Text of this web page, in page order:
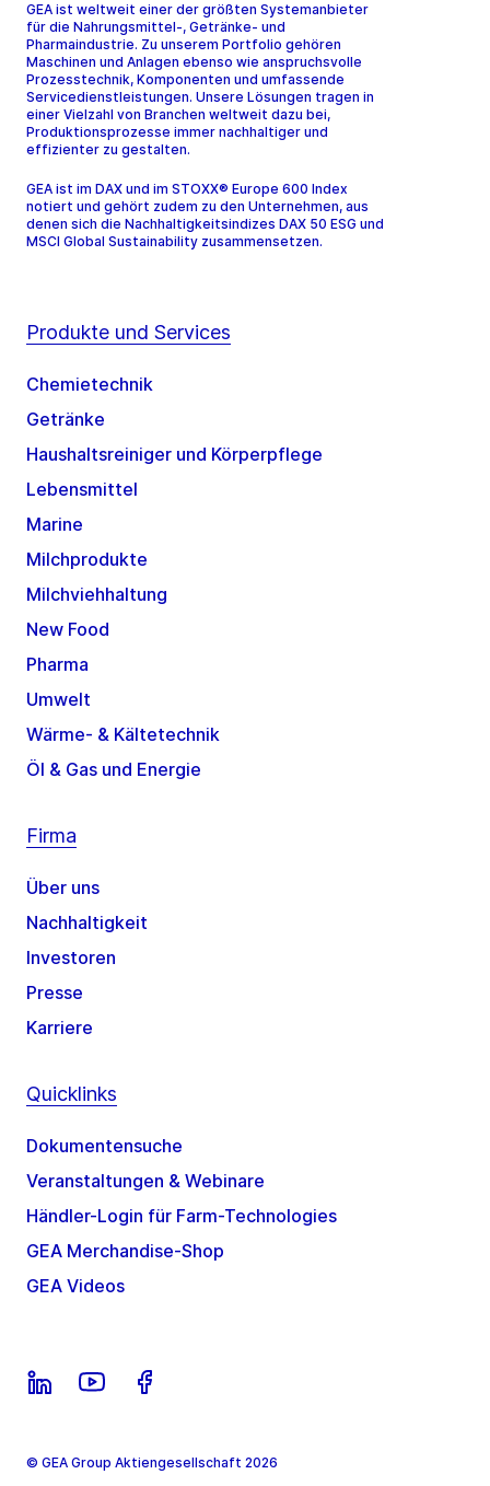
GEA ist weltweit einer der größten Systemanbieter
für die Nahrungsmittel-, Getränke- und
Pharmaindustrie. Zu unserem Portfolio gehören
Maschinen und Anlagen ebenso wie anspruchsvolle
Prozesstechnik, Komponenten und umfassende
Servicedienstleistungen. Unsere Lösungen tragen in
einer Vielzahl von Branchen weltweit dazu bei,
Produktionsprozesse immer nachhaltiger und
effizienter zu gestalten.
GEA ist im DAX und im STOXX® Europe 600 Index
notiert und gehört zudem zu den Unternehmen, aus
denen sich die Nachhaltigkeitsindizes DAX 50 ESG und
MSCI Global Sustainability zusammensetzen.
Produkte und Services
Chemietechnik
Getränke
Haushaltsreiniger und Körperpflege
Lebensmittel
Marine
Milchprodukte
Milchviehhaltung
New Food
Pharma
Umwelt
Wärme- & Kältetechnik
Öl & Gas und Energie
Firma
Über uns
Nachhaltigkeit
Investoren
Presse
Karriere
Quicklinks
Dokumentensuche
Veranstaltungen & Webinare
Händler-Login für Farm-Technologies
GEA Merchandise-Shop
GEA Videos
© GEA Group Aktiengesellschaft 2026